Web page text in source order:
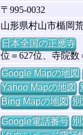
〒995-0032
山形県村山市楯岡
日本全国の正應寺
位＝627位、寺院数
Google Mapの地図
Yahoo Mapの地図
Bing Mapの地図 別
Google電話番号 別